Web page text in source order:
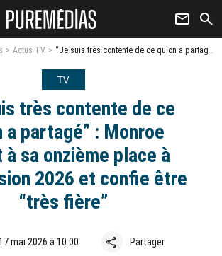
newsletter search
Actus TV “Je suis très contente de ce qu'on a partagé” : Monroe réagit à sa onzième place à l’Eurovision 2026 et confie être “très fière”
TV
très contente de ce
a partagé” : Monroe
à sa onzième place à
2026 et confie être
“très fière”
mai 2026 à 10:00 share Partager